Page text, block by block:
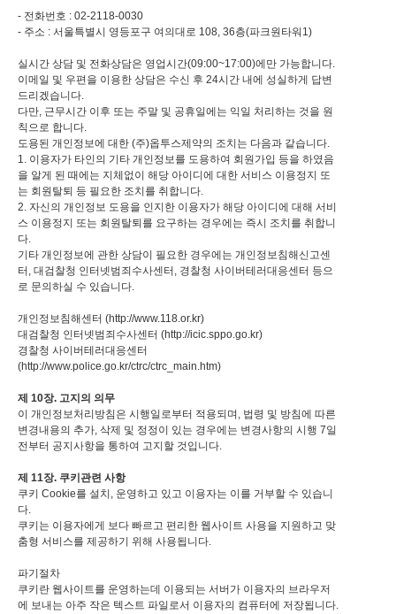
- 전화번호 : 02-2118-0030
- 주소 : 서울특별시 영등포구 여의대로 108, 36층(파크원타워1)
실시간 상담 및 전화상담은 영업시간(09:00~17:00)에만 가능합니다.
이메일 및 우편을 이용한 상담은 수신 후 24시간 내에 성실하게 답변
드리겠습니다.
다만, 근무시간 이후 또는 주말 및 공휴일에는 익일 처리하는 것을 원
칙으로 합니다.
도용된 개인정보에 대한 (주)옵투스제약의 조치는 다음과 같습니다.
1. 이용자가 타인의 기타 개인정보를 도용하여 회원가입 등을 하였음
을 알게 된 때에는 지체없이 해당 아이디에 대한 서비스 이용정지 또
는 회원탈퇴 등 필요한 조치를 취합니다.
2. 자신의 개인정보 도용을 인지한 이용자가 해당 아이디에 대해 서비
스 이용정지 또는 회원탈퇴를 요구하는 경우에는 즉시 조치를 취합니
다.
기타 개인정보에 관한 상담이 필요한 경우에는 개인정보침해신고센
터, 대검찰청 인터넷범죄수사센터, 경찰청 사이버테러대응센터 등으
로 문의하실 수 있습니다.
개인정보침해센터 (http://www.118.or.kr)
대검찰청 인터넷범죄수사센터 (http://icic.sppo.go.kr)
경찰청 사이버테러대응센터
(http://www.police.go.kr/ctrc/ctrc_main.htm)
제 10장. 고지의 의무
이 개인정보처리방침은 시행일로부터 적용되며, 법령 및 방침에 따른
변경내용의 추가, 삭제 및 정정이 있는 경우에는 변경사항의 시행 7일
전부터 공지사항을 통하여 고지할 것입니다.
제 11장. 쿠키관련 사항
쿠키 Cookie를 설치, 운영하고 있고 이용자는 이를 거부할 수 있습니
다.
쿠키는 이용자에게 보다 빠르고 편리한 웹사이트 사용을 지원하고 맞
춤형 서비스를 제공하기 위해 사용됩니다.
파기절차
쿠키란 웹사이트를 운영하는데 이용되는 서버가 이용자의 브라우저
에 보내는 아주 작은 텍스트 파일로서 이용자의 컴퓨터에 저장됩니다.